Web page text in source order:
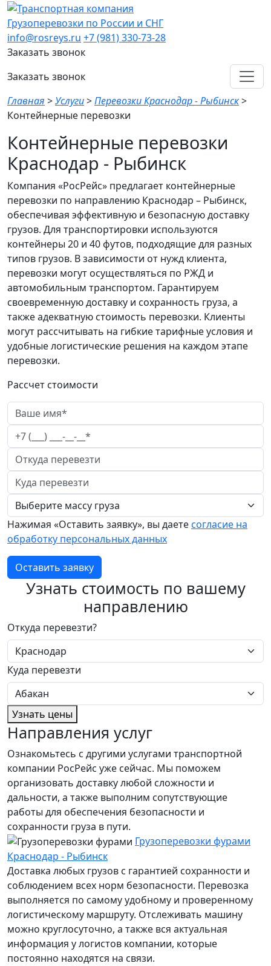
Грузоперевозки по России и СНГ
info@rosreys.ru +7 (981) 330-73-28
Заказать звонок
Заказать звонок
Главная >Услуги>Перевозки Краснодар - Рыбинск>
Контейнерные перевозки
Контейнерные перевозки
Краснодар - Рыбинск
Компания «РосРейс» предлагает контейнерные
перевозки по направлению Краснодар – Рыбинск,
обеспечивая эффективную и безопасную доставку
грузов. Для транспортировки используются
контейнеры 20 и 40 футов, подходящие для разных
типов грузов. В зависимости от нужд клиента,
перевозки могут осуществляться по РЖД и
автомобильным транспортом. Гарантируем
своевременную доставку и сохранность груза, а
также адекватную стоимость перевозки. Клиенты
могут рассчитывать на гибкие тарифные условия и
удобные логистические решения на каждом этапе
перевозки.
Рассчет стоимости
Нажимая «Оставить заявку», вы даетесогласие на
обработку персональных данных
Оставить заявку
Узнать стоимость по вашему
направлению
Откуда перевезти?
Куда перевезти
Узнать цены
Направления услуг
Ознакомьтесь с другими услугами транспортной
компании РосРейс уже сейчас. Мы поможем
организовать доставку любой сложности и
дальности, а также выполним сопутствующие
работы для обеспечения безопасности и
сохранности груза в пути.
Грузоперевозки фурами
Краснодар - Рыбинск
Доставка любых грузов с гарантией сохранности и
соблюдением всех норм безопасности. Перевозка
выполняется по самому удобному и проверенному
логистическому маршруту. Отслеживать машину
можно круглосуточно, а также вся актуальная
информация у логистов компании, которые
постоянно находятся на связи.